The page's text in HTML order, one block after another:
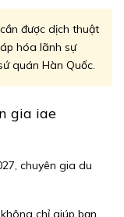
được dịch thuật
hóa lãnh sự
quán Hàn Quốc.
gia iae
chuyên gia du